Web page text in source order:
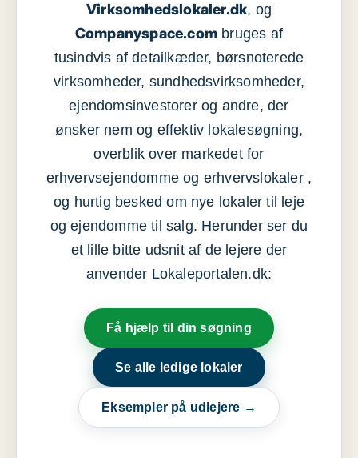
Virksomhedslokaler.dk, og
Companyspace.com bruges af
tusindvis af detailkæder, børsnoterede
virksomheder, sundhedsvirksomheder,
ejendomsinvestorer og andre, der
ønsker nem og effektiv lokalesøgning,
overblik over markedet for
erhvervsejendomme og erhvervslokaler ,
og hurtig besked om nye lokaler til leje
og ejendomme til salg. Herunder ser du
et lille bitte udsnit af de lejere der
anvender Lokaleportalen.dk:
Få hjælp til din søgning
Se alle ledige lokaler
Eksempler på udlejere →